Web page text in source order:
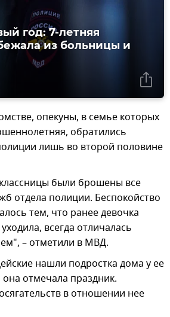
год: 7-летняя
из больницы и
опекуны, в семье которых
обратились
лишь во второй половине
были брошены все
отдела полиции. Беспокойство
тем, что ранее девочка
всегда отличалась
– отметили в МВД.
нашли подростка дома у ее
отмечала праздник.
в отношении нее